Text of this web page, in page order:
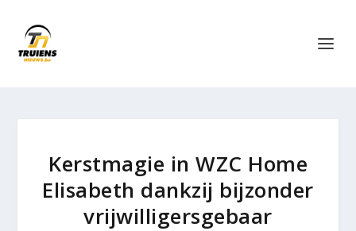
Kerstmagie in WZC Home
Elisabeth dankzij bijzonder
vrijwilligersgebaar